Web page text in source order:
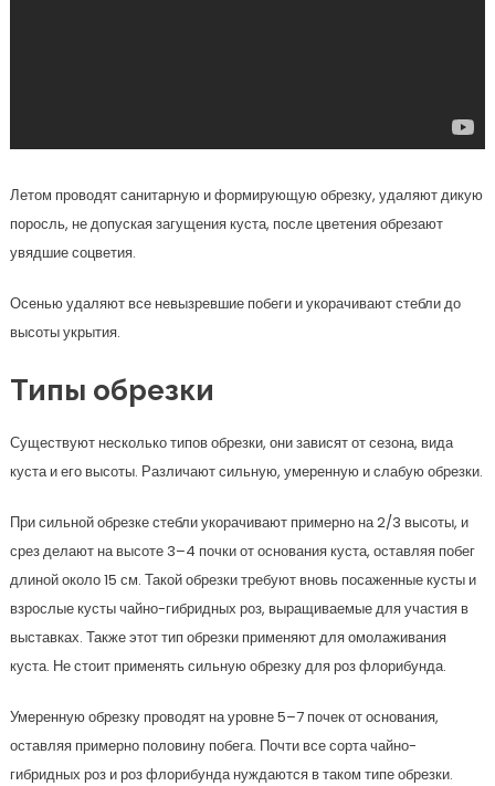
Летом проводят санитарную и формирующую обрезку, удаляют дикую
поросль, не допуская загущения куста, после цветения обрезают
увядшие соцветия.
Осенью удаляют все невызревшие побеги и укорачивают стебли до
высоты укрытия.
Типы обрезки
Существуют несколько типов обрезки, они зависят от сезона, вида
куста и его высоты. Различают сильную, умеренную и слабую обрезки.
При сильной обрезке стебли укорачивают примерно на 2/3 высоты, и
срез делают на высоте 3–4 почки от основания куста, оставляя побег
длиной около 15 см. Такой обрезки требуют вновь посаженные кусты и
взрослые кусты чайно-гибридных роз, выращиваемые для участия в
выставках. Также этот тип обрезки применяют для омолаживания
куста. Не стоит применять сильную обрезку для роз флорибунда.
Умеренную обрезку проводят на уровне 5–7 почек от основания,
оставляя примерно половину побега. Почти все сорта чайно-
гибридных роз и роз флорибунда нуждаются в таком типе обрезки.